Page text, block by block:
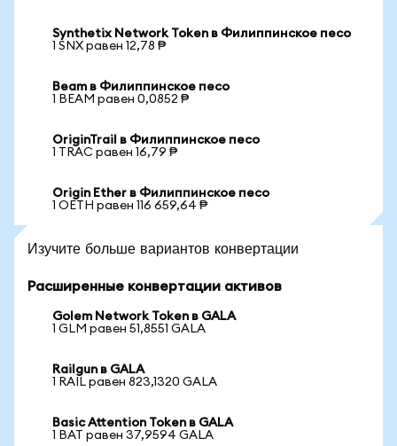
Synthetix Network Token в Филиппинское песо
1 SNX равен 12,78 ₱
Beam в Филиппинское песо
1 BEAM равен 0,0852 ₱
OriginTrail в Филиппинское песо
1 TRAC равен 16,79 ₱
Origin Ether в Филиппинское песо
1 OETH равен 116 659,64 ₱
Изучите больше вариантов конвертации
Расширенные конвертации активов
Golem Network Token в GALA
1 GLM равен 51,8551 GALA
Railgun в GALA
1 RAIL равен 823,1320 GALA
Basic Attention Token в GALA
1 BAT равен 37,9594 GALA